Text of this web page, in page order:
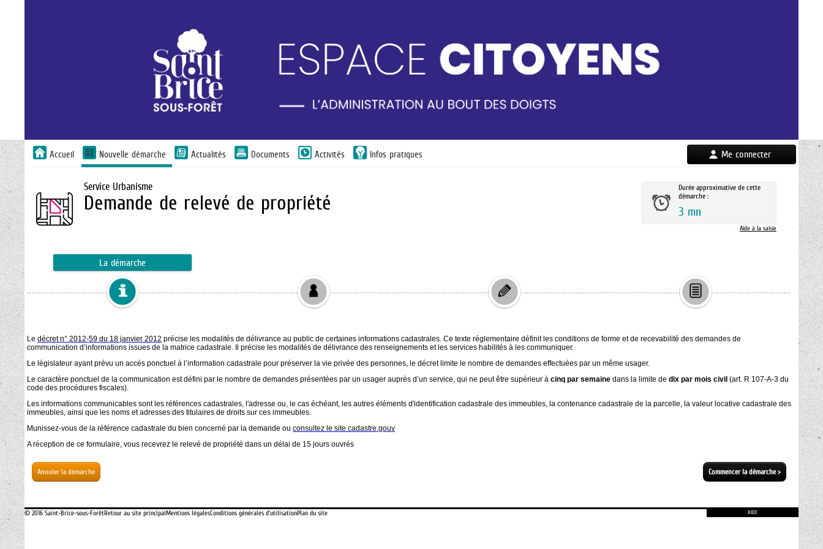
Accueil Nouvelle démarche Actualités Documents Activités Infos pratiques Me connecter
Service Urbanisme
Demande de relevé de propriété
Durée approximative de cette
démarche :
3 mn
Aide à la saisie
La démarche
Commencer la démarche>
Annuler la démarche
© 2016 Saint-Brice-sous-ForêtRetour au site principalMentions légalesConditions générales d'utilisationPlan du site AIDE